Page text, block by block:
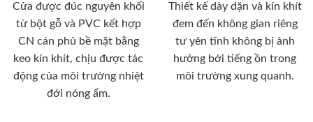
Cửa được đúc nguyên khối
từ bột gỗ và PVC kết hợp
CN cán phủ bề mặt bằng
keo kín khít, chịu được tác
động của môi trường nhiệt
đới nóng ẩm.
Thiết kế dày dặn và kín khít
đem đến không gian riêng
tư yên tĩnh không bị ảnh
hưởng bới tiếng ồn trong
môi trường xung quanh.